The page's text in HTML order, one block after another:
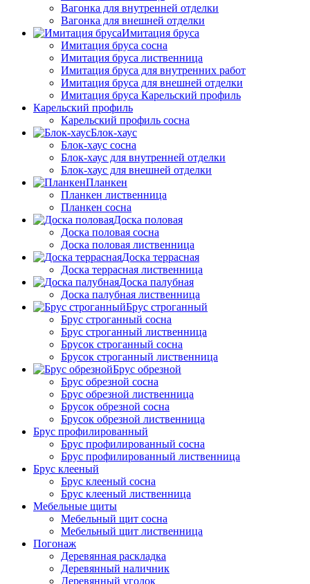
Вагонка для внутренней отделки
Вагонка для внешней отделки
Имитация бруса
Имитация бруса сосна
Имитация бруса лиственница
Имитация бруса для внутренних работ
Имитация бруса для внешней отделки
Имитация бруса Карельский профиль
Карельский профиль
Карельский профиль сосна
Блок-хаус
Блок-хаус сосна
Блок-хаус для внутренней отделки
Блок-хаус для внешней отделки
Планкен
Планкен лиственница
Планкен сосна
Доска половая
Доска половая сосна
Доска половая лиственница
Доска террасная
Доска террасная лиственница
Доска палубная
Доска палубная лиственница
Брус строганный
Брус строганный сосна
Брус строганный лиственница
Брусок строганный сосна
Брусок строганный лиственница
Брус обрезной
Брус обрезной сосна
Брус обрезной лиственница
Брусок обрезной сосна
Брусок обрезной лиственница
Брус профилированный
Брус профилированный сосна
Брус профилированный лиственница
Брус клееный
Брус клееный сосна
Брус клееный лиственница
Мебельные щиты
Мебельный щит сосна
Мебельный щит лиственница
Погонаж
Деревянная раскладка
Деревянный наличник
Деревянный уголок